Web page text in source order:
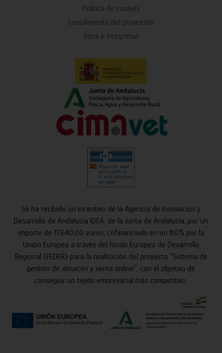
Política de cookies
Cumplimiento del proveedor
Ética e Integridad
Se ha recibido un incentivo de la Agencia de Innovación y
Desarrollo de Andalucía IDEA, de la Junta de Andalucía, por un
importe de 17.640,00 euros, cofinanciado en un 80% por la
Unión Europea a través del Fondo Europeo de Desarrollo
Regional (FEDER) para la realización del proyecto “Sistema de
gestión de almacén y venta online”, con el objetivo de
conseguir un tejido empresarial más competitivo.